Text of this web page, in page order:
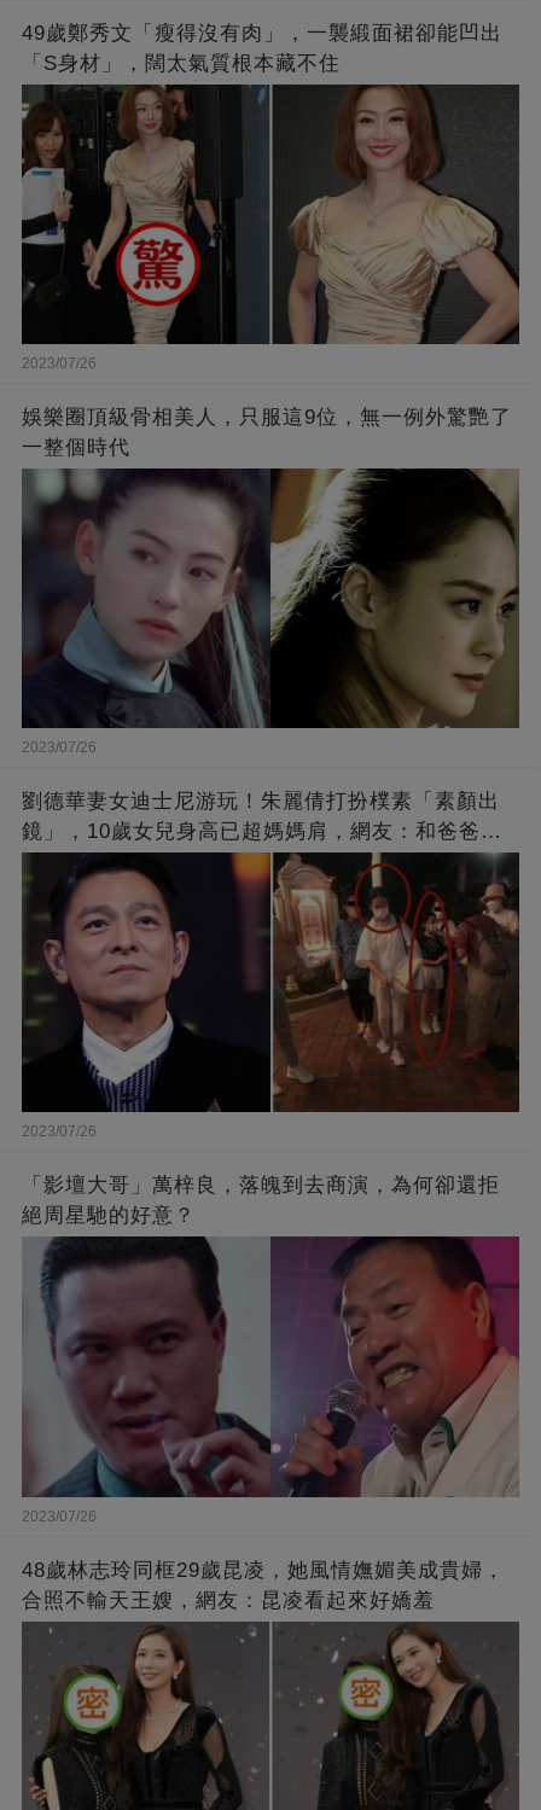
49歲鄭秀文「瘦得沒有肉」，一襲緞面裙卻能凹出
「S身材」，闊太氣質根本藏不住
2023/07/26
娛樂圈頂級骨相美人，只服這9位，無一例外驚艷了
一整個時代
2023/07/26
劉德華妻女迪士尼游玩！朱麗倩打扮樸素「素顏出
鏡」，10歲女兒身高已超媽媽肩，網友：和爸爸劉
德華長相十分相似
2023/07/26
「影壇大哥」萬梓良，落魄到去商演，為何卻還拒
絕周星馳的好意？
2023/07/26
48歲林志玲同框29歲昆凌，她風情嫵媚美成貴婦，
合照不輸天王嫂，網友：昆凌看起來好嬌羞